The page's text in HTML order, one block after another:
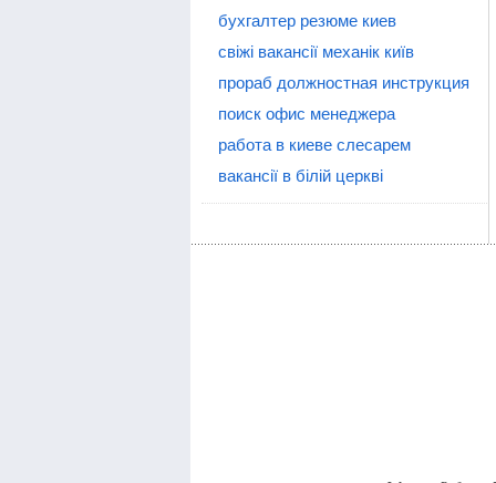
бухгалтер резюме киев
свіжі вакансії механік київ
прораб должностная инструкция
поиск офис менеджера
работа в киеве слесарем
вакансії в білій церкві